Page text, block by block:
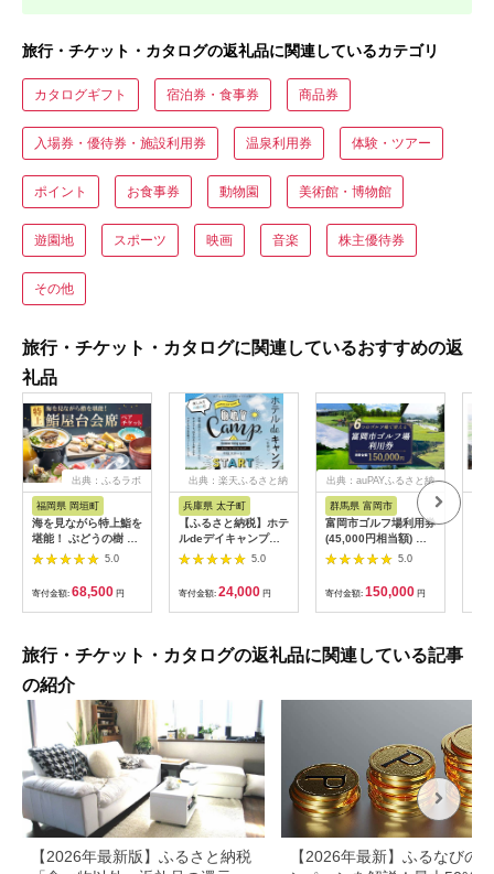
旅行・チケット・カタログの返礼品に関連しているカテゴリ
カタログギフト 宿泊券・食事券 商品券
入場券・優待券・施設利用券 温泉利用券 体験・ツアー
ポイント お食事券 動物園 美術館・博物館
遊園地 スポーツ 映画 音楽 株主優待券
その他
旅行・チケット・カタログに関連しているおすすめの返
礼品
出典：ふるラボ
福岡県 岡垣町
海を見ながら特上鮨を
堪能！ ぶどうの樹 鮨
屋台ペア お食事券 海
鮮 海 屋台 食事 ペア
福岡県 岡垣町
5.0
寄付金額: 68,500 円
出典：楽天ふるさと納
兵庫県 太子町
【ふるさと納税】ホテ
ルdeデイキャンプ体
験チケット
【1364991】
5.0
寄付金額: 24,000 円
出典：auPAYふるさと納
群馬県 富岡市
富岡市ゴルフ場利用券
(45,000円相当額) ゴ
ルフ チケット 平日 土
日 祝日 プレー券 関東
群馬県 首都圏 F20E-
382
5.0
寄付金額: 150,000 円
旅行・チケット・カタログの返礼品に関連している記事
の紹介
【2026年最新版】ふるさと納税
【2026年最新】ふるなびの